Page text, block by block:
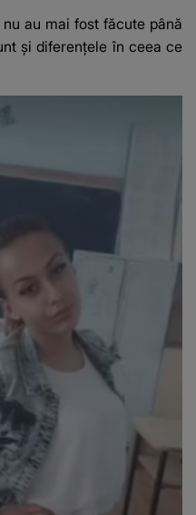
au mai fost făcute până
și diferențele în ceea ce